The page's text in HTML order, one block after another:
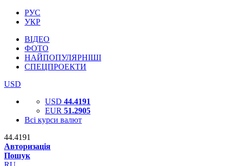
РУС
УКР
ВІДЕО
ФОТО
НАЙПОПУЛЯРНІШІ
СПЕЦПРОЕКТИ
USD
USD 44.4191
EUR 51.2905
Всі курси валют
44.4191
Авторизація
Пошук